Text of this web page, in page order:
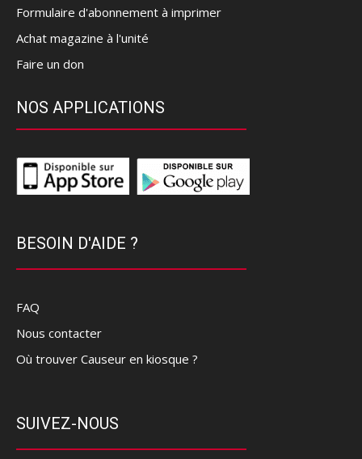
Formulaire d'abonnement à imprimer
Achat magazine à l'unité
Faire un don
NOS APPLICATIONS
BESOIN D'AIDE ?
FAQ
Nous contacter
Où trouver Causeur en kiosque ?
SUIVEZ-NOUS